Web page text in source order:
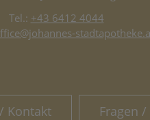
Tel.: +43 6412 4044
Kontakt Fragen